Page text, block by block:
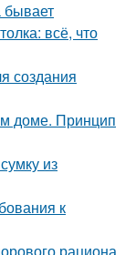
бывает
всё, что
создания
доме. Принцип
из
к